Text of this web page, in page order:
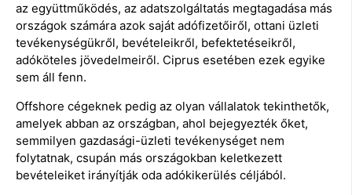
az együttműködés, az adatszolgáltatás megtagadása más
országok számára azok saját adófizetőiről, ottani üzleti
tevékenységükről, bevételeikről, befektetéseikről,
adóköteles jövedelmeiről. Ciprus esetében ezek egyike
sem áll fenn.
Offshore cégeknek pedig az olyan vállalatok tekinthetők,
amelyek abban az országban, ahol bejegyezték őket,
semmilyen gazdasági-üzleti tevékenységet nem
folytatnak, csupán más országokban keletkezett
bevételeiket irányítják oda adókikerülés céljából.